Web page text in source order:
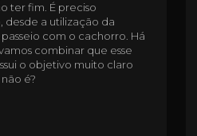
ter fim. É preciso
desde a utilização da
com o cachorro. Há
combinar que esse
o objetivo muito claro
é?